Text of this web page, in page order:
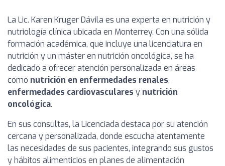
La Lic. Karen Kruger Dávila es una experta en nutrición y
nutriología clínica ubicada en Monterrey. Con una sólida
formación académica, que incluye una licenciatura en
nutrición y un máster en nutrición oncológica, se ha
dedicado a ofrecer atención personalizada en áreas
como nutrición en enfermedades renales,
enfermedades cardiovasculares y nutrición
oncológica.
En sus consultas, la Licenciada destaca por su atención
cercana y personalizada, donde escucha atentamente
las necesidades de sus pacientes, integrando sus gustos
y hábitos alimenticios en planes de alimentación